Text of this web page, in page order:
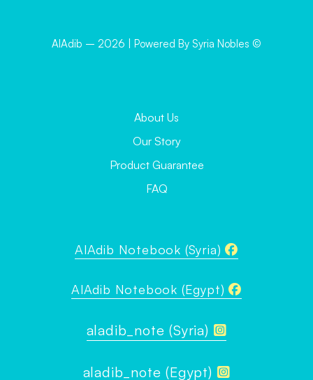
© AlAdib –
2026 | Powered By Syria Nobles
About Us
Our Story
Product Guarantee
FAQ
AlAdib Notebook (Syria)
AlAdib Notebook (Egypt)